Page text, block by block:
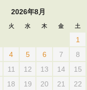
2026年8月
火 水 木 金 土
1
4 5 6 7
8
11 12 13 14
15
18 19 20 21
22